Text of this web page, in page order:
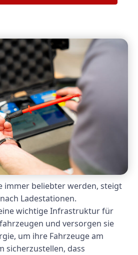
immer beliebter werden, steigt
Ladestationen.
wichtige Infrastruktur für
und versorgen sie
um ihre Fahrzeuge am
sicherzustellen, dass